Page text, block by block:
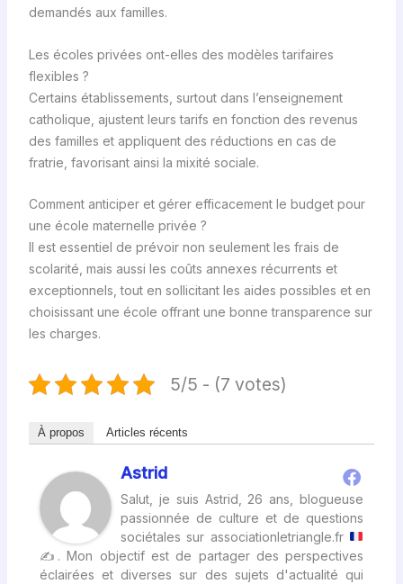
demandés aux familles.
Les écoles privées ont-elles des modèles tarifaires
flexibles ?
Certains établissements, surtout dans l’enseignement
catholique, ajustent leurs tarifs en fonction des revenus
des familles et appliquent des réductions en cas de
fratrie, favorisant ainsi la mixité sociale.
Comment anticiper et gérer efficacement le budget pour
une école maternelle privée ?
Il est essentiel de prévoir non seulement les frais de
scolarité, mais aussi les coûts annexes récurrents et
exceptionnels, tout en sollicitant les aides possibles et en
choisissant une école offrant une bonne transparence sur
les charges.
5/5 - (7 votes)
À propos Articles récents
Astrid
Salut, je suis Astrid, 26 ans, blogueuse
passionnée de culture et de questions
sociétales sur associationletriangle.fr
✍ . Mon objectif est de partager des perspectives
éclairées et diverses sur des sujets d'actualité qui